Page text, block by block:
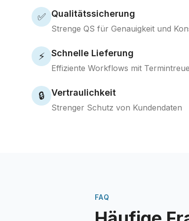
✅ Qualitätssicherung
Strenge QS für Genauigkeit und
⚡ Schnelle Lieferung
Effiziente Workflows mit Termintreue
🔒 Vertraulichkeit
Strenger Schutz von Kundendaten
FAQ